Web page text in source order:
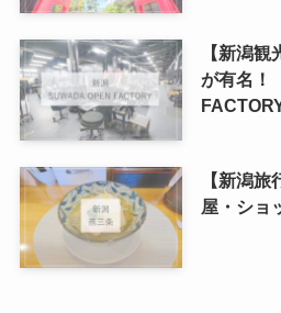
【新潟
が有名！
FACTORY
【新潟
屋・ショ